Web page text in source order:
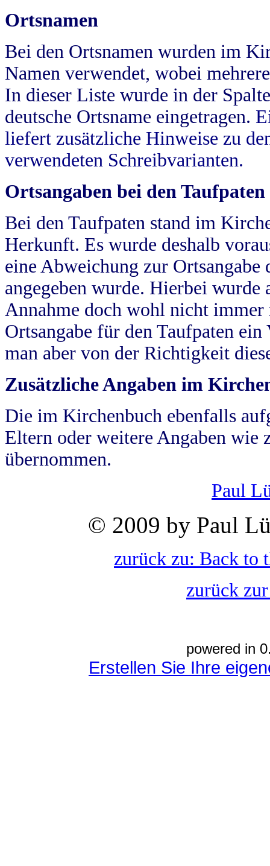
Ortsnamen
Bei den Ortsnamen wurden im
Namen verwendet, wobei
In dieser Liste wurde in der
deutsche Ortsname eingetragen.
liefert zusätzliche Hinweise zu
verwendeten Schreibvarianten.
Ortsangaben bei den Taufpaten
Bei den Taufpaten stand im
Herkunft. Es wurde deshalb
eine Abweichung zur
angegeben wurde. Hierbei wurde
Annahme doch wohl nicht
Ortsangabe für den Taufpaten
man aber von der Richtigkeit
Zusätzliche Angaben im
Die im Kirchenbuch ebenfalls
Eltern oder weitere Angaben wie
übernommen.
Paul
© 2009 by Paul
zurück zu: Back to
zurück
powered in
Erstellen Sie Ihre